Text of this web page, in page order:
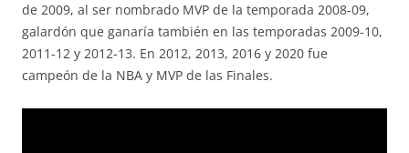
de 2009, al ser nombrado MVP de la temporada 2008-09,
galardón que ganaría también en las temporadas 2009-10,
2011-12 y 2012-13. En 2012, 2013, 2016 y 2020 fue
campeón de la NBA y MVP de las Finales.